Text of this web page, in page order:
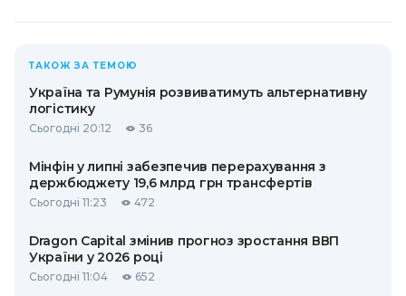
ТАКОЖ ЗА ТЕМОЮ
Україна та Румунія розвиватимуть альтернативну
логістику
Сьогодні 20:12 36
Мінфін у липні забезпечив перерахування з
держбюджету 19,6 млрд грн трансфертів
Сьогодні 11:23 472
Dragon Capital змінив прогноз зростання ВВП
України у 2026 році
Сьогодні 11:04 652